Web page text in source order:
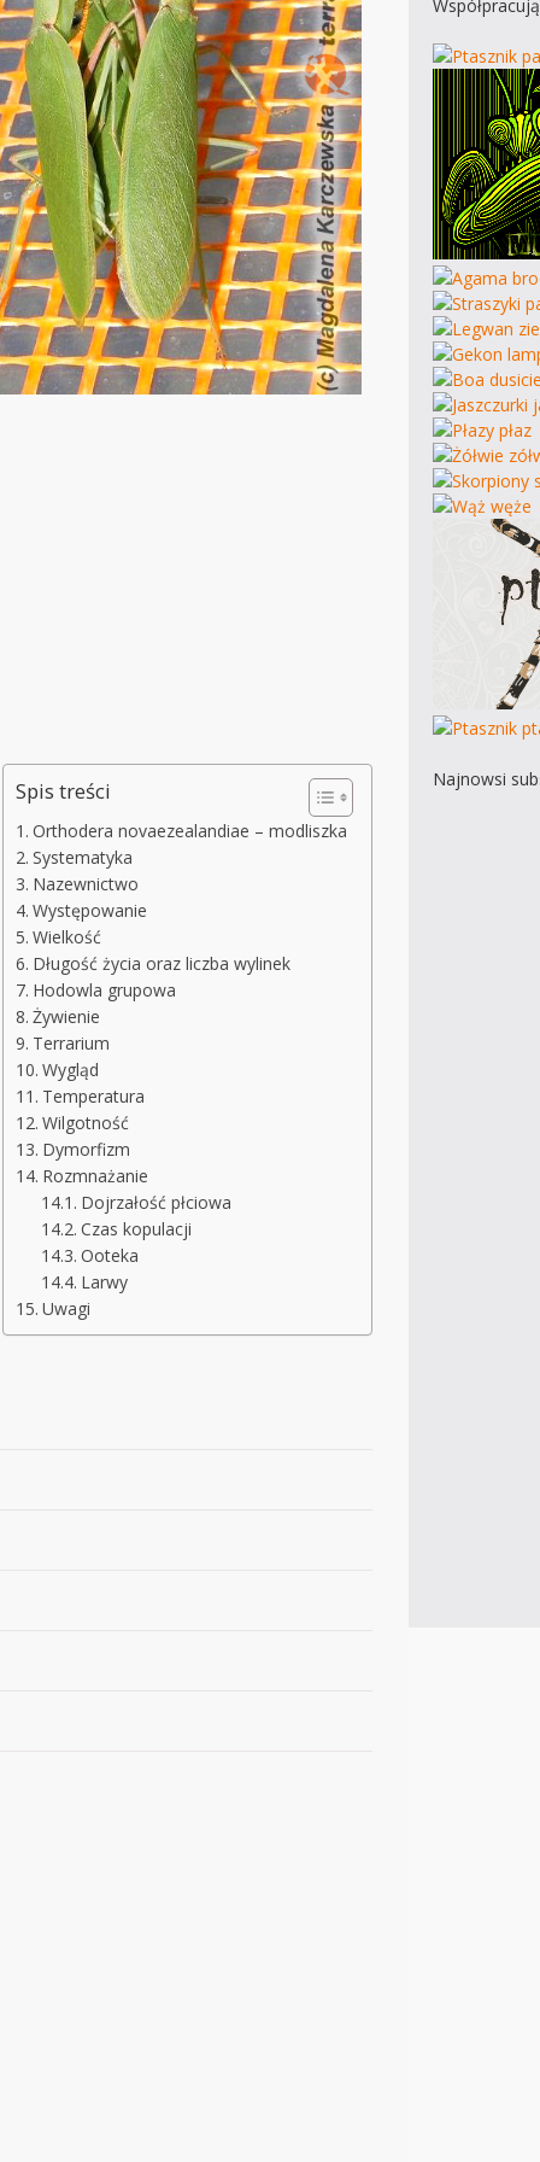
Spis treści
Orthodera novaezealandiae – modliszka
Systematyka
Nazewnictwo
Występowanie
Wielkość
Długość życia oraz liczba wylinek
Hodowla grupowa
Żywienie
Terrarium
Wygląd
Temperatura
Wilgotność
Dymorfizm
Rozmnażanie
Dojrzałość płciowa
Czas kopulacji
Ooteka
Larwy
Uwagi
Najnowsi